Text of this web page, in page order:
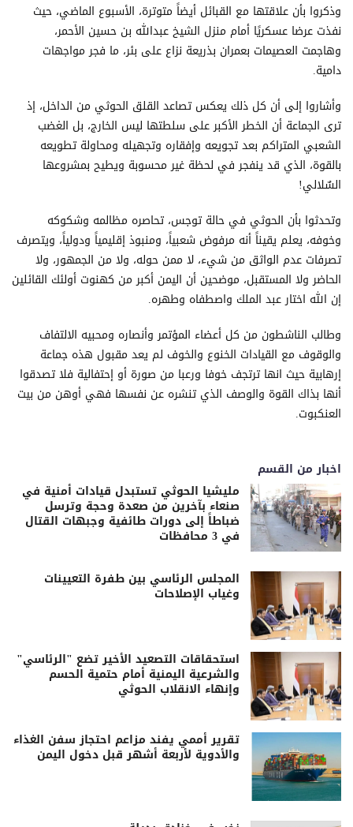
وذكروا بأن علاقتها مع القبائل أيضاً متوترة، الأسبوع الماضي، حيث
نفذت عرضا عسكريًا أمام منزل الشيخ عبدالله بن حسين الأحمر،
وهاجمت العصيمات بعمران بذريعة نزاع على بئر، ما فجر مواجهات
دامية.
وأشاروا إلى أن كل ذلك يعكس تصاعد القلق الحوثي من الداخل، إذ
ترى الجماعة أن الخطر الأكبر على سلطتها ليس الخارج، بل الغضب
الشعبي المتراكم بعد تجويعه وإفقاره وتجهيله ومحاولة تطويعه
بالقوة، الذي قد ينفجر في لحظة غير محسوبة ويطيح بمشروعها
السٌلالي!
وتحدثوا بأن الحوثي في حالة توجس، تحاصره مظالمه وشكوكه
وخوفه، يعلم يقيناً أنه مرفوض شعبياً، ومنبوذ إقليمياً ودولياً، ويتصرف
تصرفات عدم الواثق من شيء، لا ممن حوله، ولا من الجمهور، ولا
الحاضر ولا المستقبل، موضحين أن اليمن أكبر من كهنوت أولئك القائلين
إن الله اختار عبد الملك واصطفاه وطهره.
وطالب الناشطون من كل أعضاء المؤتمر وأنصاره ومحبيه الالتفاف
والوقوف مع القيادات الخنوع والخوف لم يعد مقبول هذه جماعة
إرهابية حيث انها ترتجف خوفا ورعبا من صورة أو إحتفالية فلا تصدقوا
أنها بذاك القوة والوصف الذي تنشره عن نفسها فهي أوهن من بيت
العنكبوت.
اخبار من القسم
مليشيا الحوثي تستبدل قيادات أمنية في
صنعاء بآخرين من صعدة وحجة وترسل
ضباطاً إلى دورات طائفية وجبهات القتال
في 3 محافظات
المجلس الرئاسي بين طفرة التعيينات
وغياب الإصلاحات
استحقاقات التصعيد الأخير تضع "الرئاسي"
والشرعية اليمنية أمام حتمية الحسم
وإنهاء الانقلاب الحوثي
تقرير أممي يفند مزاعم احتجاز سفن الغذاء
والأدوية لأربعة أشهر قبل دخول اليمن